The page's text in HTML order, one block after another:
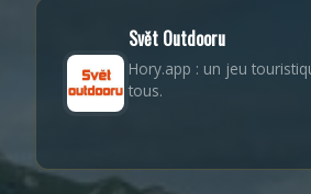
Svět Outdooru
Hory.app : un jeu
tous.